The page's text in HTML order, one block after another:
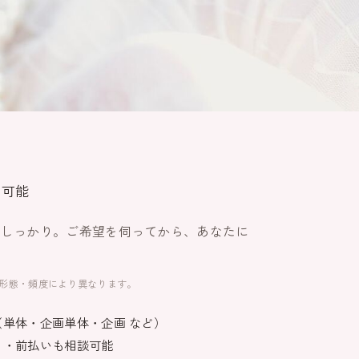
能
っかり。ご希望を伺ってから、あなたに
・頻度により異なります。
体・企画単体・企画 など）
前払いも相談可能